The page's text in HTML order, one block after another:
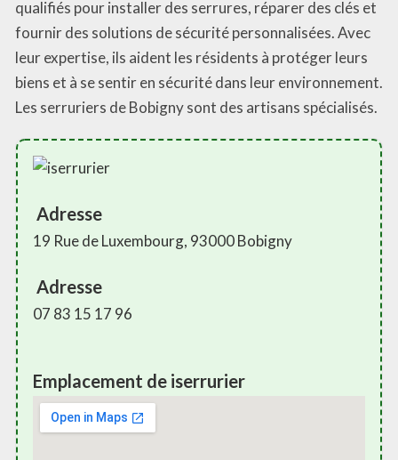
qualifiés pour installer des serrures, réparer des clés et
fournir des solutions de sécurité personnalisées. Avec
leur expertise, ils aident les résidents à protéger leurs
biens et à se sentir en sécurité dans leur environnement.
Les serruriers de Bobigny sont des artisans spécialisés.
Adresse
19 Rue de Luxembourg, 93000 Bobigny
Adresse
07 83 15 17 96
Emplacement de iserrurier